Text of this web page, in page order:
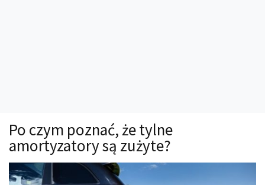
Technika jazdy
Oświetlenie
Kalkulatory
Po czym poznać, że tylne
amortyzatory są zużyte?